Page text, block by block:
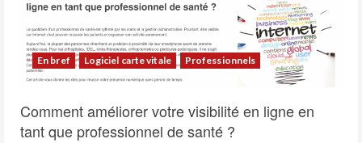
En bref Logiciel carte vitale Professionnels
Comment améliorer votre visibilité en ligne en
tant que professionnel de santé ?